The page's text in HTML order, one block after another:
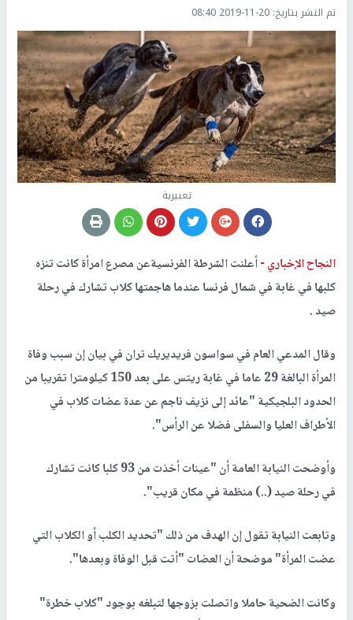
تم النشر بتاريخ: 2019-11-20 08:40
تعبيرية
النجاح الإخباري -أعلنت الشرطة الفرنسيةعن مصرع امرأة كانت تنزه
كلبها في غابة في شمال فرنسا عندما هاجمتها كلاب تشارك في رحلة
صيد .
وقال المدعي العام في سواسون فريديريك تران في بيان إن سبب وفاة
المرأة البالغة 29 عاما في غابة ريتس على بعد 150 كيلومترا تقريبا من
الحدود البلجيكية "عائد إلى نزيف ناجم عن عدة عضات كلاب في
الأطراف العليا والسفلى فضلا عن الرأس".
وأوضحت النيابة العامة أن "عينات أخذت من 93 كلبا كانت تشارك
في رحلة صيد (..) منظمة في مكان قريب".
وتابعت النيابة تقول إن الهدف من ذلك "تحديد الكلب أو الكلاب التي
عضت المرأة" موضحة أن العضات "أتت قبل الوفاة وبعدها".
وكانت الضحية حاملا واتصلت بزوجها لتبلغه بوجود "كلاب خطرة"